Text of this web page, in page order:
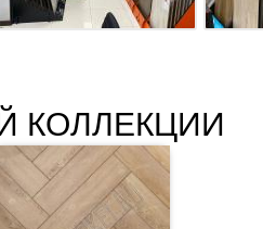
КОЛЛЕКЦИИ